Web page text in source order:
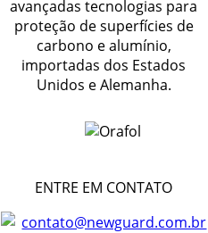
avançadas tecnologias para
proteção de superfícies de
carbono e alumínio,
importadas dos Estados
Unidos e Alemanha.
ENTRE EM CONTATO
contato@newguard.com.br